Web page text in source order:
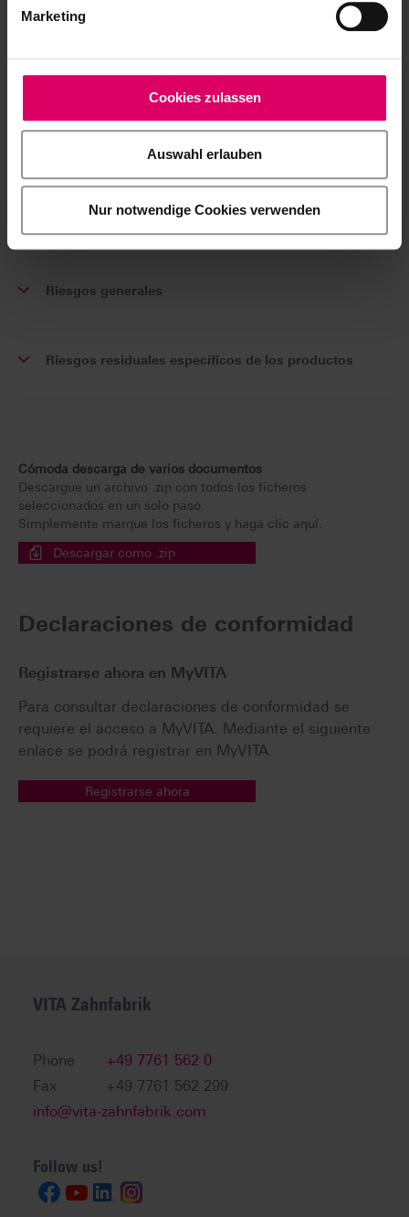
Marketing
Cookies zulassen
Auswahl erlauben
Nur notwendige Cookies verwenden
Información sobre el producto
Fichas téchnicas de seguridad
Summary of Safety and Clinical Performance (SSCP)
Riesgos generales
Riesgos residuales específicos de los productos
Cómoda descarga de varios documentos
Descargue un archivo .zip con todos los ficheros
seleccionados en un solo paso.
Simplemente marque los ficheros y haga clic aquí.
Descargar como .zip
Declaraciones de conformidad
Registrarse ahora en MyVITA
Para consultar declaraciones de conformidad se
requiere el acceso a MyVITA. Mediante el siguiente
enlace se podrá registrar en MyVITA.
Registrarse ahora
VITA Zahnfabrik
Phone
+49 7761 562 0
Fax
+49 7761 562 299
info@vita-zahnfabrik.com
Follow us!